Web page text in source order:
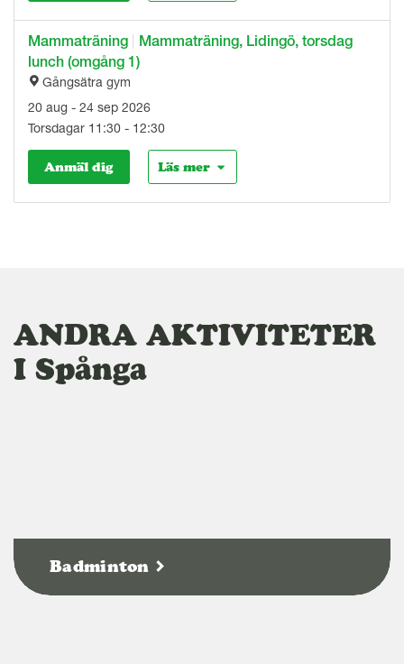
Mammaträning
Mammaträning, Lidingö, torsdag
lunch (omgång 1)
Gångsätra gym
20 aug - 24 sep 2026
Torsdagar 11:30 - 12:30
Anmäl dig Läs mer
ANDRA AKTIVITETER
I Spånga
Badminton